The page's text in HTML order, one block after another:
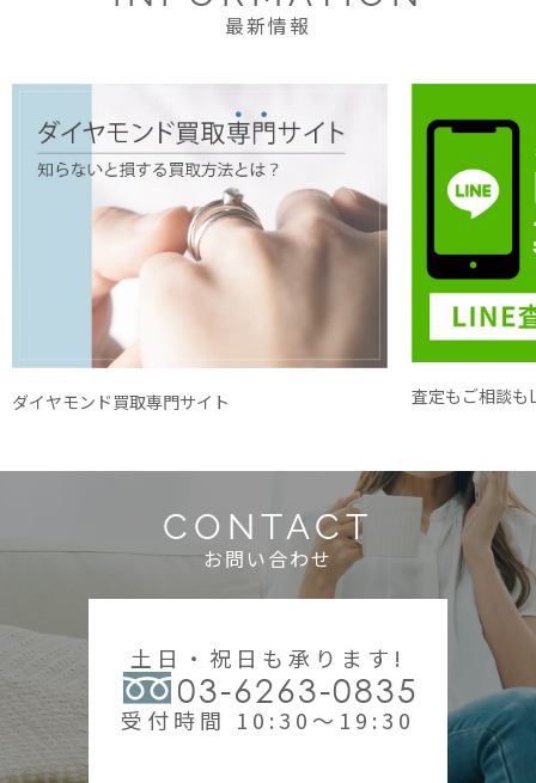
最新情報
ダイヤモンド買取専門サイト 査定もご相談も
CONTACT
お問い合わせ
土日・祝日も承ります!
03-6263-0835
受付時間 10:30～19:30